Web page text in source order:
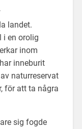
landet.
i en orolig
inom
inneburit
naturreservat
för att ta några
sig fogde